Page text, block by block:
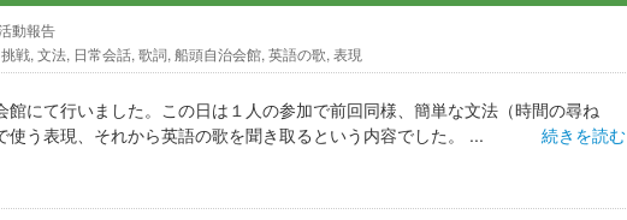
動報告
挑戦, 文法, 日常会話, 歌詞, 船頭自治会館, 英語の歌, 表現
館にて行いました。この日は１人の参加で前回同様、簡単な文法（時間の尋ね
使う表現、それから英語の歌を聞き取るという内容でした。 ...
続きを読む